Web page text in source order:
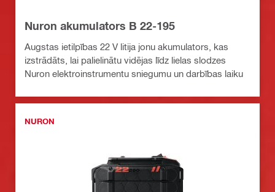
Nuron akumulators B 22-195
Augstas ietilpības 22 V litija jonu akumulators, kas
izstrādāts, lai palielinātu vidējas līdz lielas slodzes
Nuron elektroinstrumentu sniegumu un darbības laiku
NURON